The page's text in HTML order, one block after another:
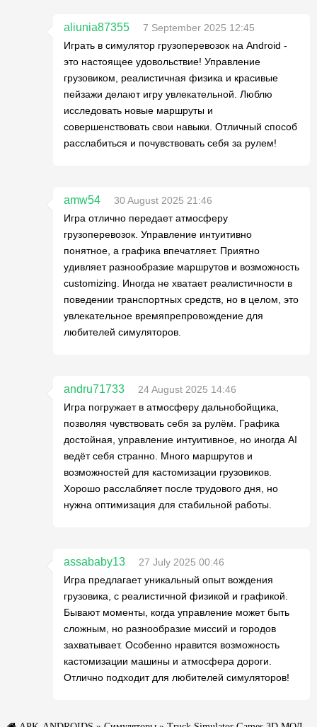
aliunia87355
7 September 2025 12:45
Играть в симулятор грузоперевозок на Android -
это настоящее удовольствие! Управление
грузовиком, реалистичная физика и красивые
пейзажи делают игру увлекательной. Люблю
исследовать новые маршруты и
совершенствовать свои навыки. Отличный способ
расслабиться и почувствовать себя за рулем!
amw54
30 August 2025 21:46
Игра отлично передает атмосферу
грузоперевозок. Управление интуитивно
понятное, а графика впечатляет. Приятно
удивляет разнообразие маршрутов и возможность
customizing. Иногда не хватает реалистичности в
поведении транспортных средств, но в целом, это
увлекательное времяпрепровождение для
любителей симуляторов.
andru71733
24 August 2025 14:46
Игра погружает в атмосферу дальнобойщика,
позволяя чувствовать себя за рулём. Графика
достойная, управление интуитивное, но иногда AI
ведёт себя странно. Много маршрутов и
возможностей для кастомизации грузовиков.
Хорошо расслабляет после трудового дня, но
нужна оптимизация для стабильной работы.
assababy13
27 July 2025 00:46
Игра предлагает уникальный опыт вождения
грузовика, с реалистичной физикой и графикой.
Бывают моменты, когда управление может быть
сложным, но разнообразие миссий и городов
захватывает. Особенно нравится возможность
кастомизации машины и атмосфера дороги.
Отлично подходит для любителей симуляторов!